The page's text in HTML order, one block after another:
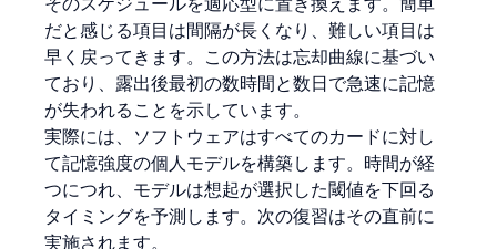
だと感じる項目は間隔が長くなり、難しい項目は
早く戻ってきます。この方法は忘却曲線に基づい
ており、露出後最初の数時間と数日で急速に記憶
が失われることを示しています。
実際には、ソフトウェアはすべてのカードに対し
て記憶強度の個人モデルを構築します。時間が経
つにつれ、モデルは想起が選択した閾値を下回る
タイミングを予測します。次の復習はその直前に
実施されます。